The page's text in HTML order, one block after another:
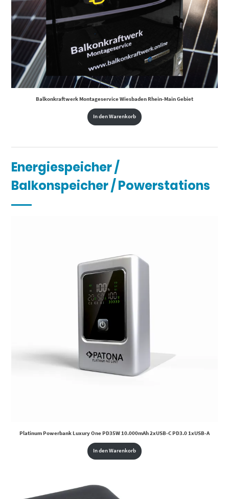
Balkonkraftwerk Montageservice Wiesbaden Rhein-Main Gebiet
In den Warenkorb
Energiespeicher /
Balkonspeicher / Powerstations
Platinum Powerbank Luxury One PD35W 10.000mAh 2xUSB-C PD3.0 1xUSB-A
In den Warenkorb